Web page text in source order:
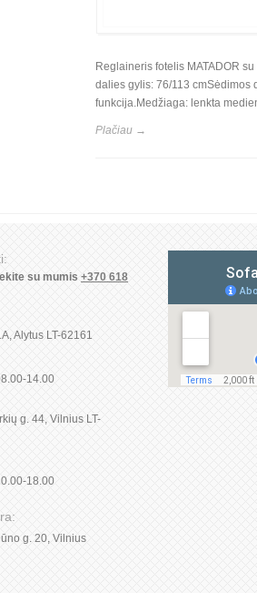
Reglaineris fotelis MATADOR
dalies gylis: 76/113 cmSėdimos
funkcija.Medžiaga: lenkta
Plačiau →
su mumis +370 618
Alytus LT-62161
14.00
g. 44, Vilnius LT-
18.00
g. 20, Vilnius